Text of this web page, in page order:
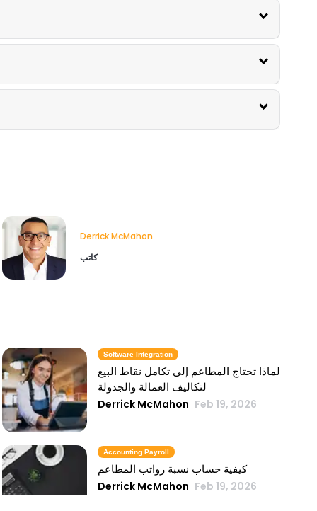
Derrick McMahon
كاتب
Software Integration
لماذا تحتاج المطاعم إلى تكامل نقاط البيع
لتكاليف العمالة والجدولة
Derrick McMahon Feb 19, 2026
Accounting Payroll
كيفية حساب نسبة رواتب المطاعم
Derrick McMahon Feb 19, 2026